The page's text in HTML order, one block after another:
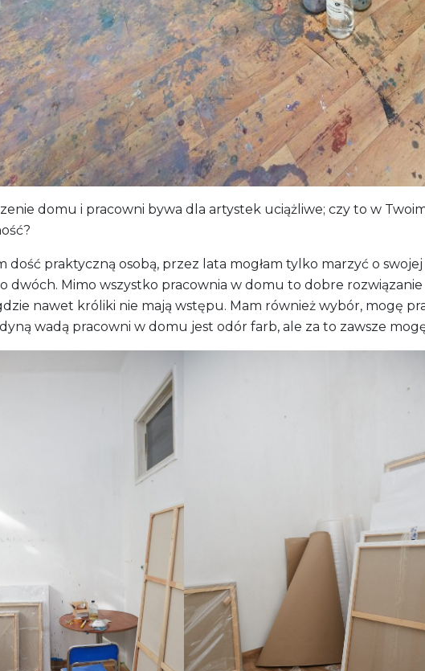
domu i pracowni bywa dla artystek uciążliwe; czy to w
dość praktyczną osobą, przez lata mogłam tylko marzyć o
dwóch. Mimo wszystko pracownia w domu to dobre rozwiązanie
nawet króliki nie mają wstępu. Mam również wybór, mogę
wadą pracowni w domu jest odór farb, ale za to zawsze